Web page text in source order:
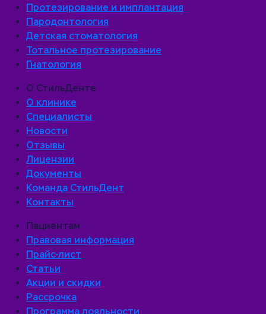
Протезирование и имплантация
Пародонтология
Детская стоматология
Тотальное протезирование
Гнатология
О СтильДенте
О клинике
Специалисты
Новости
Отзывы
Лицензии
Документы
Команда СтильДент
Контакты
Пациентам
Правовая информация
Прайс-лист
Статьи
Акции и скидки
Рассрочка
Программа лояльности